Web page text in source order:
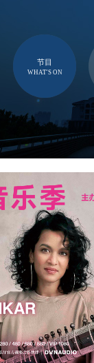
节目
WHAT'S ON